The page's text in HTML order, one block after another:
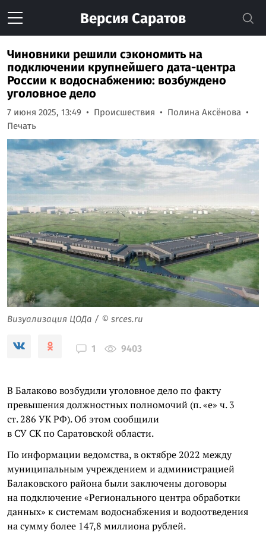
Версия Саратов
Чиновники решили сэкономить на
подключении крупнейшего дата-центра
России к водоснабжению: возбуждено
уголовное дело
7 июня 2025, 13:49 Происшествия
Полина Аксёнова
Печать
Визуализация ЦОДа / © srces.ru
1 9403
В Балаково возбудили уголовное дело по факту
превышения должностных полномочий (п. «е» ч. 3
ст. 286 УК РФ). Об этом сообщили
в СУ СК по Саратовской области.
По информации ведомства, в октябре 2022 между
муниципальным учреждением и администрацией
Балаковского района были заключены договоры
на подключение «Регионального центра обработки
данных» к системам водоснабжения и водоотведения
на сумму более 147,8 миллиона рублей.